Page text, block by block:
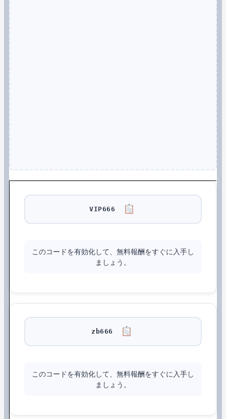
VIP666
このコードを有効化して、無料報酬をすぐに入手し
ましょう。
zb666
このコードを有効化して、無料報酬をすぐに入手し
ましょう。